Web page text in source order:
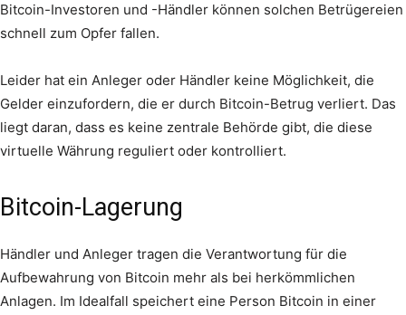
Bitcoin-Investoren und -Händler können solchen Betrügereien
schnell zum Opfer fallen.
Leider hat ein Anleger oder Händler keine Möglichkeit, die
Gelder einzufordern, die er durch Bitcoin-Betrug verliert. Das
liegt daran, dass es keine zentrale Behörde gibt, die diese
virtuelle Währung reguliert oder kontrolliert.
Bitcoin-Lagerung
Händler und Anleger tragen die Verantwortung für die
Aufbewahrung von Bitcoin mehr als bei herkömmlichen
Anlagen. Im Idealfall speichert eine Person Bitcoin in einer